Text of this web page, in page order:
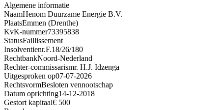
Algemene informatie
NaamHenom Duurzame Energie B.V.
PlaatsEmmen (Drenthe)
KvK-nummer73395838
StatusFaillissement
Insolventienr.F.18/26/180
RechtbankNoord-Nederland
Rechter-commissarismr. H.J. Idzenga
Uitgesproken op07-07-2026
RechtsvormBesloten vennootschap
Datum oprichting14-12-2018
Gestort kapitaal€ 500